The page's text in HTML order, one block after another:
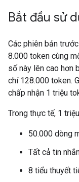
Bắt đầu sử
Các phiên bản
8.000 token cùng
số này lên cao hơn
chí 128.000 token.
chấp nhận 1 triệu
Trong thực tế, 1
50.000 dòng
Tất cả tin
8 tiểu thuyết